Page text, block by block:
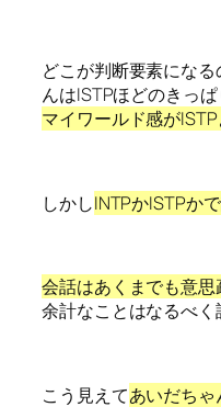
どこが判断要素にな
んはISTPほどのきっ
マイワールド感が
しかしINTPかISTPか
会話はあくまでも意
余計なことはなるべ
こう見えてあいだち